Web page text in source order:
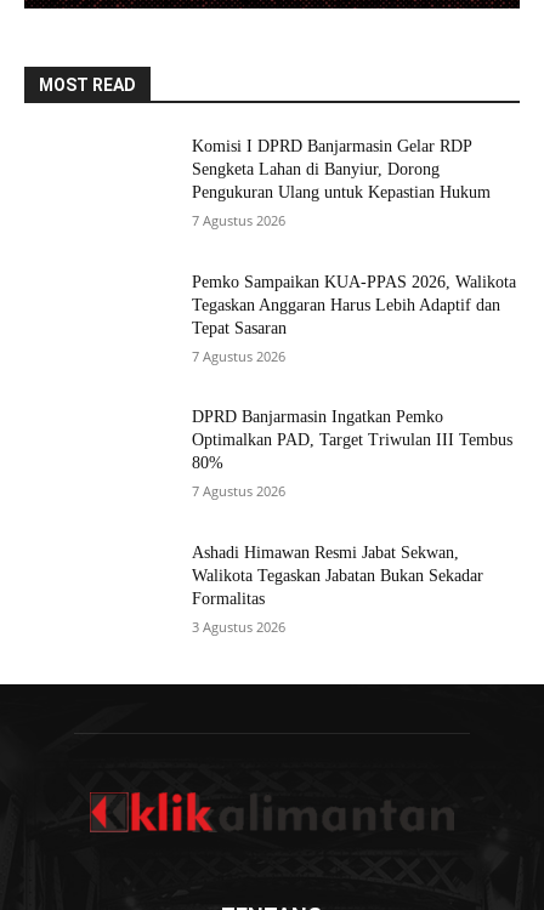
MOST READ
Komisi I DPRD Banjarmasin Gelar RDP
Sengketa Lahan di Banyiur, Dorong
Pengukuran Ulang untuk Kepastian Hukum
7 Agustus 2026
Pemko Sampaikan KUA-PPAS 2026, Walikota
Tegaskan Anggaran Harus Lebih Adaptif dan
Tepat Sasaran
7 Agustus 2026
DPRD Banjarmasin Ingatkan Pemko
Optimalkan PAD, Target Triwulan III Tembus
80%
7 Agustus 2026
Ashadi Himawan Resmi Jabat Sekwan,
Walikota Tegaskan Jabatan Bukan Sekadar
Formalitas
3 Agustus 2026